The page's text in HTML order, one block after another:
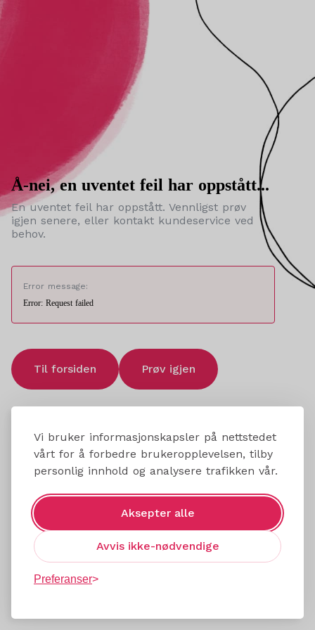
Vi bruker informasjonskapsler på nettstedet
vårt for å forbedre brukeropplevelsen, tilby
personlig innhold og analysere trafikken vår.
Aksepter alle
Avvis ikke-nødvendige
Preferanser
Å-nei, en uventet feil har oppstått...
En uventet feil har oppstått. Vennligst prøv
igjen senere, eller kontakt kundeservice ved
behov.
Error message:
Error: Request failed
Til forsiden Prøv igjen